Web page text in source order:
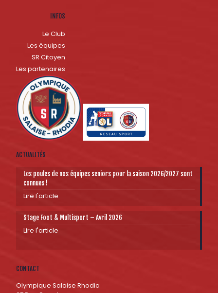
INFOS
Le Club
Les équipes
SR Citoyen
Les partenaires
ACTUALITÉS
Les poules de nos équipes seniors pour la saison 2026/2027 sont
connues !
Lire l'article
Stage Foot & Multisport – Avril 2026
Lire l'article
CONTACT
Olympique Salaise Rhodia